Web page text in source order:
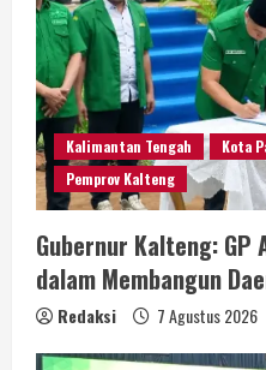
Kalimantan Tengah
Kota
Pemprov Kalteng
Gubernur Kalteng:
dalam Membangun
Redaksi 7 Agustus 2026